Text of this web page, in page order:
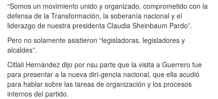
“Somos un movimiento unido y organizado, comprometido con la
defensa de la Transformación, la soberanía nacional y el
liderazgo de nuestra presidenta Claudia Sheinbaum Pardo”.
Pero no solamente asistieron “legisladoras. legisladores y
alcaldes”.
Citlali Hernández dijo por nsu parte que la visita a Guerrero fue
para presentar a la nueva diri-gencia nacional, que ella acudió
para hablar sobre las tareas de organización y los procesos
internos del partido.